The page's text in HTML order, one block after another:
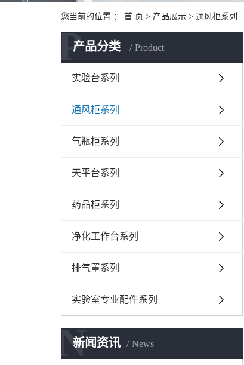
您当前的位置 ： 首 页 > 产品展示 > 通风柜系列
产品分类 Product
P
实验台系列
通风柜系列
气瓶柜系列
天平台系列
药品柜系列
净化工作台系列
排气罩系列
实验室专业配件系列
新闻资讯 News
N